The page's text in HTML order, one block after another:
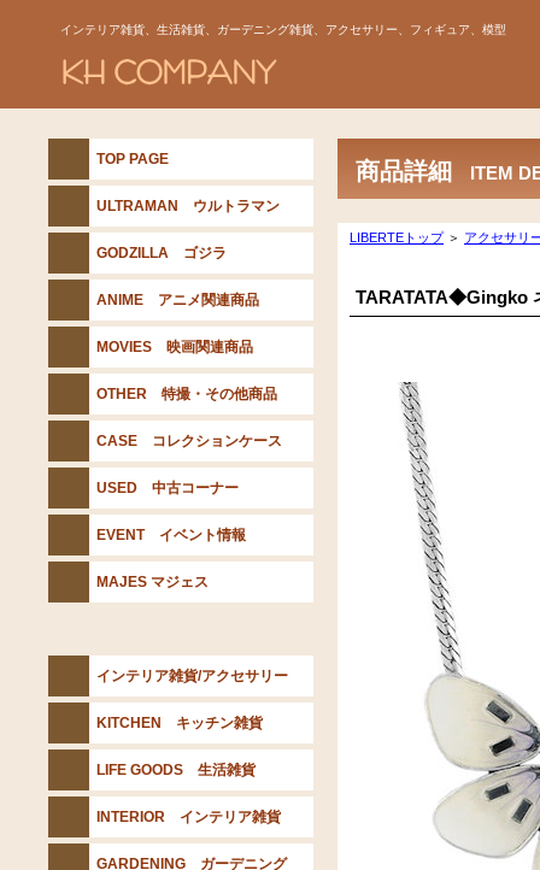
インテリア雑貨、生活雑貨、ガーデニング雑貨、アクセサリー、フィギュア、模型
商品詳細 ITEM
LIBERTEトップ＞ アクセサリ
TARATATA◆Gingko
TOP PAGE
ULTRAMAN ウルトラマン
GODZILLA ゴジラ
ANIME アニメ関連商品
MOVIES 映画関連商品
OTHER 特撮・その他商品
CASE コレクションケース
USED 中古コーナー
EVENT イベント情報
MAJES マジェス
インテリア雑貨/アクセサリー
KITCHEN キッチン雑貨
LIFE GOODS 生活雑貨
INTERIOR インテリア雑貨
GARDENING ガーデニング